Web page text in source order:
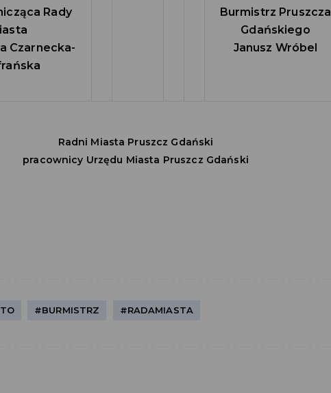
Rady
Czarnecka-
Burmistrz Pruszcza
Gdańskiego
Janusz Wróbel
Radni Miasta Pruszcz Gdański
pracownicy Urzędu Miasta Pruszcz Gdański
#BURMISTRZ #RADAMIASTA